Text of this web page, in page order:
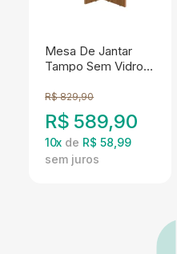
Mesa De Jantar
Tampo Sem Vidro 6
Helo Carvalho Off
White POLIMAN
R$ 829,90
R$ 589,90
10x de R$ 58,99